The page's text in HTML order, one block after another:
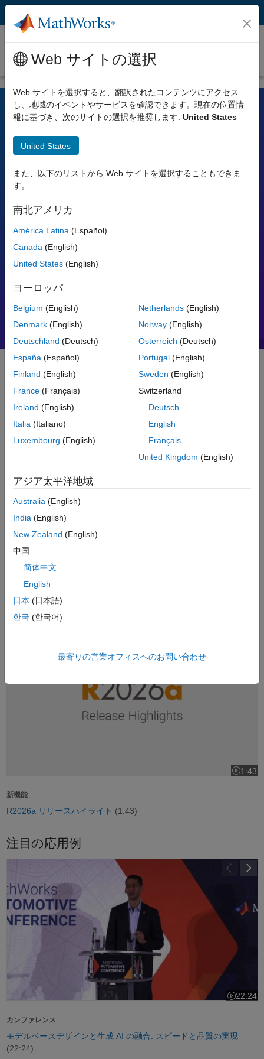
コンテンツへスキップ
ビデオ
ビデオ ホーム 検索
各ツールの機能や活用方法、またそれらがエンジニアや科学者の業
検索
MATLAB
入門
MATLAB とは
製品概要
MATLAB とは
人気
1:43
ビデオ
新機能
R2026a リリースハイライト (1:43)
注目の応用例
モデルベースデザインと生成 AI の融合: スピードと品質の実現
22:24
ビデオの
カンファレンス
モデルベースデザインと生成 AI の融合: スピードと品質の実現
(22:24)
Web サイトの選択
Web サイトを選択すると、翻訳されたコンテンツにアクセス
し、地域のイベントやサービスを確認できます。現在の位置情
報に基づき、次のサイトの選択を推奨します: United States
United States
また、以下のリストから Web サイトを選択することもできま
す。
南北アメリカ
América Latina (Español)
Canada (English)
United States (English)
ヨーロッパ
Belgium (English)
Denmark (English)
Deutschland (Deutsch)
España (Español)
Finland (English)
France (Français)
Ireland (English)
Italia (Italiano)
Luxembourg (English)
Netherlands(English)
Norway(English)
Österreich (Deutsch)
Portugal(English)
Sweden (English)
Switzerland
Deutsch
English
Français
United Kingdom (English)
アジア太平洋地域
Australia (English)
India (English)
New Zealand (English)
中国
简体中文
English
日本 (日本語)
한국 (한국어)
最寄りの営業オフィスへのお問い合わせ